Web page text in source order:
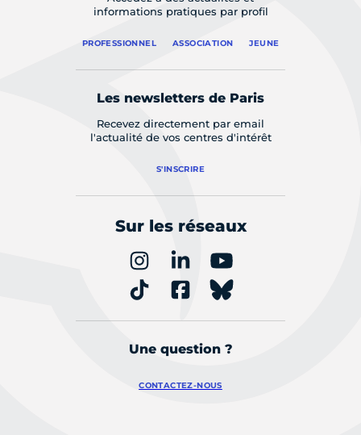
informations pratiques par profil
PROFESSIONNEL ASSOCIATION JEUNE
Les newsletters de Paris
Recevez directement par email
l'actualité de vos centres d'intérêt
S'INSCRIRE
Sur les réseaux
Une question ?
CONTACTEZ-NOUS